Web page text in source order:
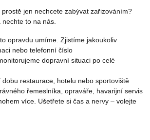
jen nechcete zabývat zařizováním?
to na nás.
opravdu umíme. Zjistíme jakoukoliv
nebo telefonní číslo
dopravní situaci po celé
restaurace, hotelu nebo sportoviště
řemeslníka, opraváře, havarijní servis
více. Ušetřete si čas a nervy – volejte